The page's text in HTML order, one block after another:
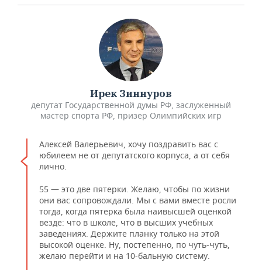
Ирек Зиннуров
депутат Государственной думы РФ, заслуженный
мастер спорта РФ, призер Олимпийских игр
Алексей Валерьевич, хочу поздравить вас с
юбилеем не от депутатского корпуса, а от себя
лично.
55 — это две пятерки. Желаю, чтобы по жизни
они вас сопровождали. Мы с вами вместе росли
тогда, когда пятерка была наивысшей оценкой
везде: что в школе, что в высших учебных
заведениях. Держите планку только на этой
высокой оценке. Ну, постепенно, по чуть-чуть,
желаю перейти и на 10-бальную систему.